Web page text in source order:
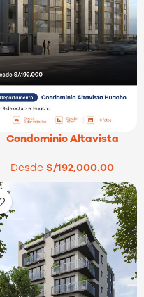
Condominio Altavista
Desde S/192,000.00